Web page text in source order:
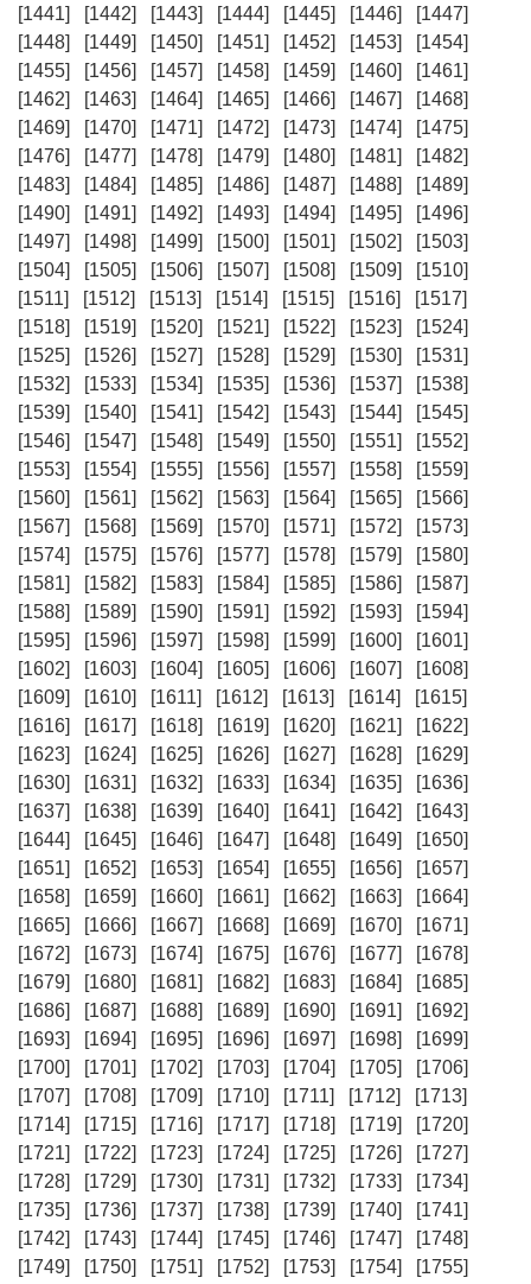
[1441]
[1442] [1443] [1444] [1445] [1446]
[1447]
[1448]
[1449] [1450] [1451] [1452] [1453]
[1454]
[1455]
[1456] [1457] [1458] [1459] [1460]
[1461]
[1462]
[1463] [1464] [1465] [1466] [1467]
[1468]
[1469]
[1470] [1471] [1472] [1473] [1474]
[1475]
[1476]
[1477] [1478] [1479] [1480] [1481]
[1482]
[1483]
[1484] [1485] [1486] [1487] [1488]
[1489]
[1490]
[1491] [1492] [1493] [1494] [1495]
[1496]
[1497]
[1498] [1499] [1500] [1501] [1502]
[1503]
[1504]
[1505] [1506] [1507] [1508] [1509]
[1510]
[1511]
[1512] [1513] [1514] [1515] [1516]
[1517]
[1518]
[1519] [1520] [1521] [1522] [1523]
[1524]
[1525]
[1526] [1527] [1528] [1529] [1530]
[1531]
[1532]
[1533] [1534] [1535] [1536] [1537]
[1538]
[1539]
[1540] [1541] [1542] [1543] [1544]
[1545]
[1546]
[1547] [1548] [1549] [1550] [1551]
[1552]
[1553]
[1554] [1555] [1556] [1557] [1558]
[1559]
[1560]
[1561] [1562] [1563] [1564] [1565]
[1566]
[1567]
[1568] [1569] [1570] [1571] [1572]
[1573]
[1574]
[1575] [1576] [1577] [1578] [1579]
[1580]
[1581]
[1582] [1583] [1584] [1585] [1586]
[1587]
[1588]
[1589] [1590] [1591] [1592] [1593]
[1594]
[1595]
[1596] [1597] [1598] [1599] [1600]
[1601]
[1602]
[1603] [1604] [1605] [1606] [1607]
[1608]
[1609]
[1610] [1611] [1612] [1613] [1614]
[1615]
[1616]
[1617] [1618] [1619] [1620] [1621]
[1622]
[1623]
[1624] [1625] [1626] [1627] [1628]
[1629]
[1630]
[1631] [1632] [1633] [1634] [1635]
[1636]
[1637]
[1638] [1639] [1640] [1641] [1642]
[1643]
[1644]
[1645] [1646] [1647] [1648] [1649]
[1650]
[1651]
[1652] [1653] [1654] [1655] [1656]
[1657]
[1658]
[1659] [1660] [1661] [1662] [1663]
[1664]
[1665]
[1666] [1667] [1668] [1669] [1670]
[1671]
[1672]
[1673] [1674] [1675] [1676] [1677]
[1678]
[1679]
[1680] [1681] [1682] [1683] [1684]
[1685]
[1686]
[1687] [1688] [1689] [1690] [1691]
[1692]
[1693]
[1694] [1695] [1696] [1697] [1698]
[1699]
[1700]
[1701] [1702] [1703] [1704] [1705]
[1706]
[1707]
[1708] [1709] [1710] [1711] [1712]
[1713]
[1714]
[1715] [1716] [1717] [1718] [1719]
[1720]
[1721]
[1722] [1723] [1724] [1725] [1726]
[1727]
[1728]
[1729] [1730] [1731] [1732] [1733]
[1734]
[1735]
[1736] [1737] [1738] [1739] [1740]
[1741]
[1742]
[1743] [1744] [1745] [1746] [1747]
[1748]
[1749]
[1750] [1751] [1752] [1753] [1754]
[1755]